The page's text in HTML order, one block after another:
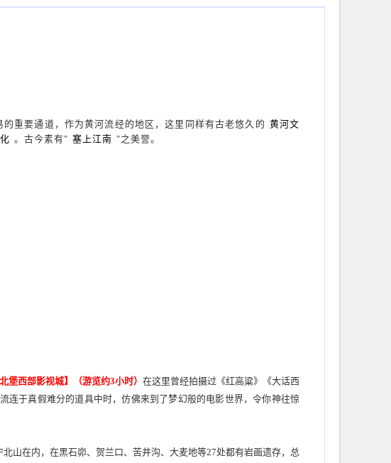
重要通道，作为黄河流经的地区，这里同样有古老悠久的 黄河文
。古今素有" 塞上江南 "之美誉。
北堡西部影视城】（游览约3小时） 在这里曾经拍摄过《红高粱》《大话西
连于真假难分的道具中时，仿佛来到了梦幻般的电影世界，令你神往惊
山在内，在黑石峁、贺兰口、苦井沟、大麦地等27处都有岩画遗存，总